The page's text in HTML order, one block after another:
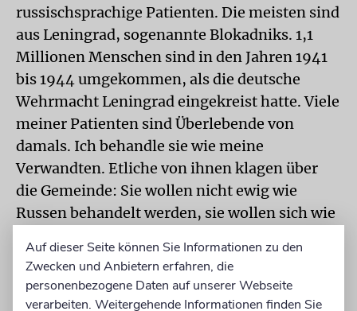
russischsprachige Patienten. Die meisten sind
aus Leningrad, sogenannte Blokadniks. 1,1
Millionen Menschen sind in den Jahren 1941
bis 1944 umgekommen, als die deutsche
Wehrmacht Leningrad eingekreist hatte. Viele
meiner Patienten sind Überlebende von
damals. Ich behandle sie wie meine
Verwandten. Etliche von ihnen klagen über
die Gemeinde: Sie wollen nicht ewig wie
Russen behandelt werden, sie wollen sich wie
Auf dieser Seite können Sie Informationen zu den
Zwecken und Anbietern erfahren, die
personenbezogene Daten auf unserer Webseite
verarbeiten. Weitergehende Informationen finden Sie